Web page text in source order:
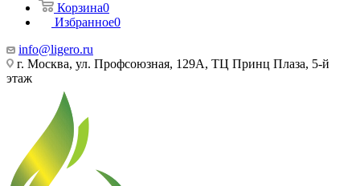
Корзина0
Избранное0
info@ligero.ru
г. Москва, ул. Профсоюзная, 129А, ТЦ Принц Плаза, 5-й
этаж